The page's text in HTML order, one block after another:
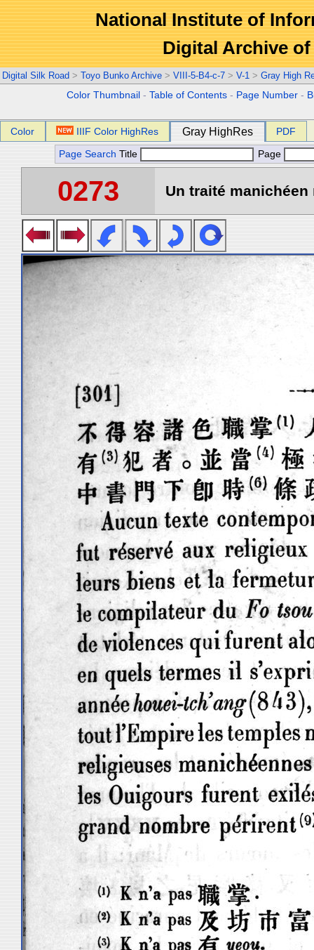
National Institute of
Digital Archive
Digital Silk Road > Toyo Bunko Archive > VIII-5-B4-c-7 > V-1 > Gray High
Color Thumbnail -Table of Contents - Page Number -
Color IIIF Color HighRes Gray HighRes PDF
Page Search Title Page
0273 Un traité